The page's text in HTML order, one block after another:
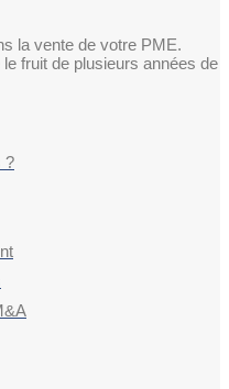
la vente de votre PME.
fruit de plusieurs années de
?